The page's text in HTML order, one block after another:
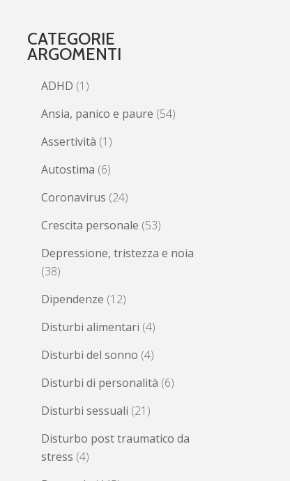
CATEGORIE
ARGOMENTI
ADHD (1)
Ansia, panico e paure (54)
Assertività (1)
Autostima (6)
Coronavirus (24)
Crescita personale (53)
Depressione, tristezza e noia
(38)
Dipendenze (12)
Disturbi alimentari (4)
Disturbi del sonno (4)
Disturbi di personalità (6)
Disturbi sessuali (21)
Disturbo post traumatico da
stress (4)